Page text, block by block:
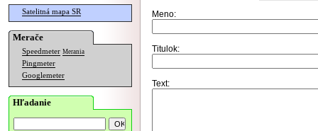
Satelitná mapa SR
Merače
Speedmeter Merania
Pingmeter
Googlemeter
Hľadanie
Meno:
Titulok:
Text: